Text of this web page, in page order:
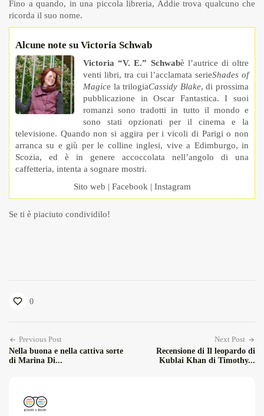
Fino a quando, in una piccola libreria, Addie trova qualcuno che
ricorda il suo nome.
Alcune note su Victoria Schwab
Victoria “V. E.” Schwabè l’autrice di oltre
venti libri, tra cui l’acclamata serieShades of
Magice la trilogiaCassidy Blake, di prossima
pubblicazione in Oscar Fantastica. I suoi
romanzi sono tradotti in tutto il mondo e
sono stati opzionati per il cinema e la
televisione. Quando non si aggira per i vicoli di Parigi o non
arranca su e giù per le colline inglesi, vive a Edimburgo, in
Scozia, ed è in genere accoccolata nell’angolo di una
caffetteria, intenta a sognare mostri.
Sito web | Facebook| Instagram
Se ti è piaciuto condividilo!
0
Previous Post
Nella buona e nella cattiva sorte
di Marina Di...
Next Post
Recensione di Il leopardo di
Kublai Khan di Timothy...